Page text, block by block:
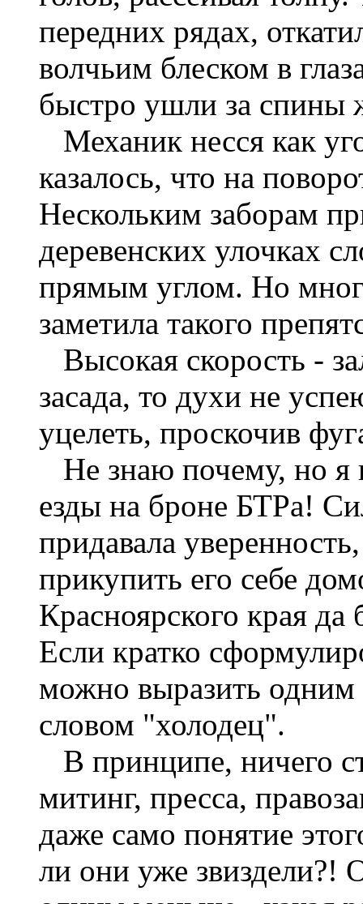
передних рядах,
волчьим блеском в
быстро ушли за спины
Механик несся как
казалось, что на
Нескольким заборам
деревенских улочках
прямым углом. Но
заметила такого
Высокая скорость -
засада, то духи не
уцелеть, проскочив
Не знаю почему, но я
езды на броне БТРа!
придавала
прикупить его себе
Красноярского края
Если кратко
можно выразить одним
словом "холодец".
В принципе, ничего
митинг, пресса,
даже само понятие
ли они уже звиздели?!